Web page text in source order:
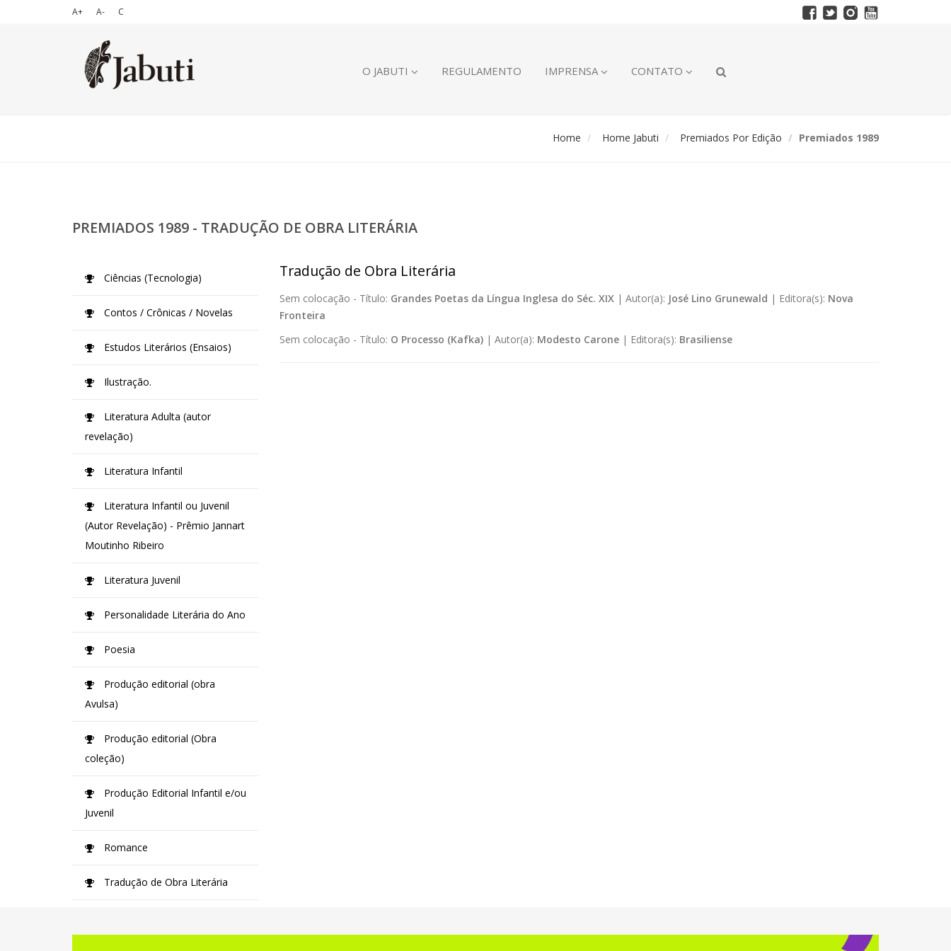
A+ A- C
O JABUTI REGULAMENTO IMPRENSA CONTATO
Home Home Jabuti Premiados Por Edição Premiados 1989
PREMIADOS 1989 - TRADUÇÃO DE OBRA LITERÁRIA
Tradução de Obra Literária
Sem colocação - Título: Grandes Poetas da Língua Inglesa do Séc. XIX | Autor(a): José Lino Grunewald | Editora(s): Nova
Fronteira
Sem colocação - Título: O Processo (Kafka)| Autor(a): Modesto Carone| Editora(s): Brasiliense
Ciências (Tecnologia)
Contos / Crônicas / Novelas
Estudos Literários (Ensaios)
Ilustração.
Literatura Adulta (autor
revelação)
Literatura Infantil
Literatura Infantil ou Juvenil
(Autor Revelação) - Prêmio Jannart
Moutinho Ribeiro
Literatura Juvenil
Personalidade Literária do Ano
Poesia
Produção editorial (obra
Avulsa)
Produção editorial (Obra
coleção)
Produção Editorial Infantil e/ou
Juvenil
Romance
Tradução de Obra Literária